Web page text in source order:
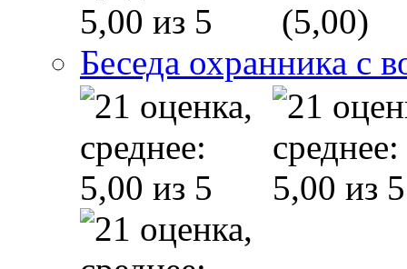
(5,00)
Беседа охранника с